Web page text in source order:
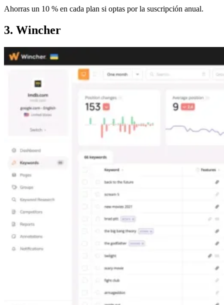
Ahorras un 10 % en cada plan si optas por la suscripción anual.
3. Wincher